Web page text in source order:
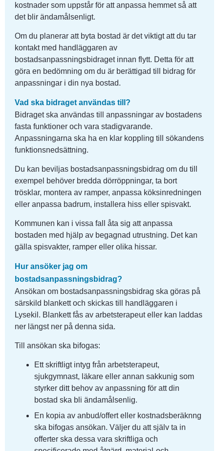
kostnader som uppstår för att anpassa hemmet så att
det blir ändamålsenligt.
Om du planerar att byta bostad är det viktigt att du tar
kontakt med handläggaren av
bostadsanpassningsbidraget innan flytt. Detta för att
göra en bedömning om du är berättigad till bidrag för
anpassningar i din nya bostad.
Vad ska bidraget användas till?
Bidraget ska användas till anpassningar av bostadens
fasta funktioner och vara stadigvarande.
Anpassningarna ska ha en klar koppling till sökandens
funktionsnedsättning.
Du kan beviljas bostadsanpassningsbidrag om du till
exempel behöver bredda dörröppningar, ta bort
trösklar, montera av ramper, anpassa köksinredningen
eller anpassa badrum, installera hiss eller spisvakt.
Kommunen kan i vissa fall åta sig att anpassa
bostaden med hjälp av begagnad utrustning. Det kan
gälla spisvakter, ramper eller olika hissar.
Hur ansöker jag om
bostadsanpassningsbidrag?
Ansökan om bostadsanpassningsbidrag ska göras på
särskild blankett och skickas till handläggaren i
Lysekil. Blankett fås av arbetsterapeut eller kan laddas
ner längst ner på denna sida.
Till ansökan ska bifogas:
Ett skriftligt intyg från arbetsterapeut,
sjukgymnast, läkare eller annan sakkunig som
styrker ditt behov av anpassning för att din
bostad ska bli ändamålsenlig.
En kopia av anbud/offert eller kostnadsberäknng
ska bifogas ansökan. Väljer du att själv ta in
offerter ska dessa vara skriftliga och